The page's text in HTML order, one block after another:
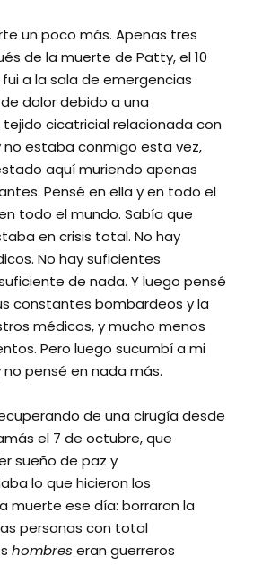
un poco más. Apenas tres
de la muerte de Patty, el 10
a la sala de emergencias
dolor debido a una
cicatricial relacionada con
no estaba conmigo esta vez,
aquí muriendo apenas
Pensé en ella y en todo el
todo el mundo. Sabía que
en crisis total. No hay
No hay suficientes
de nada. Y luego pensé
constantes bombardeos y la
médicos, y mucho menos
Pero luego sucumbí a mi
pensé en nada más.
de una cirugía desde
el 7 de octubre, que
sueño de paz y
lo que hicieron los
muerte ese día: borraron la
personas con total
hombres eran guerreros